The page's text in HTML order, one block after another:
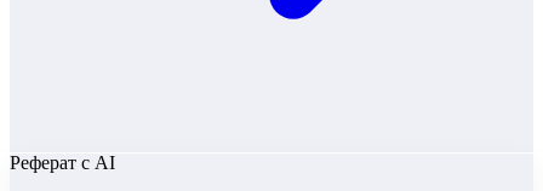
Реферат с AI